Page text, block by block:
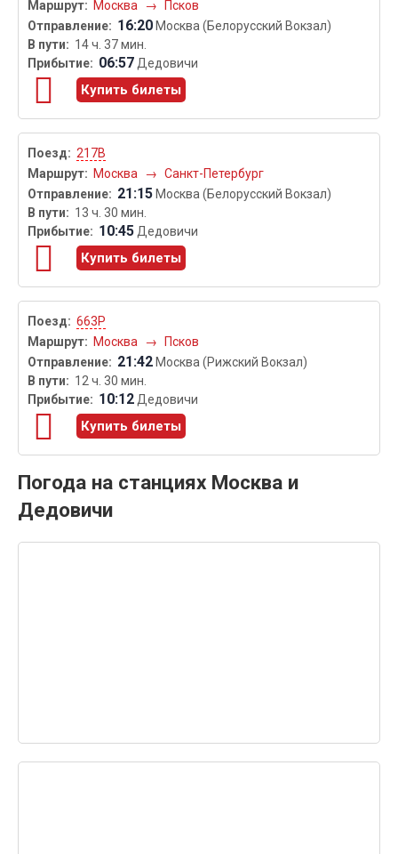
Москва
→ Псков
16:20 Москва (Белорусский Вокзал)
14 ч. 37 мин.
06:57Дедовичи
Купить билеты
217В
Москва
→ Санкт-Петербург
21:15 Москва (Белорусский Вокзал)
13 ч. 30 мин.
10:45Дедовичи
Купить билеты
663Р
Москва
→ Псков
21:42 Москва (Рижский Вокзал)
12 ч. 30 мин.
10:12Дедовичи
Купить билеты
Погода на станциях Москва и
Дедовичи